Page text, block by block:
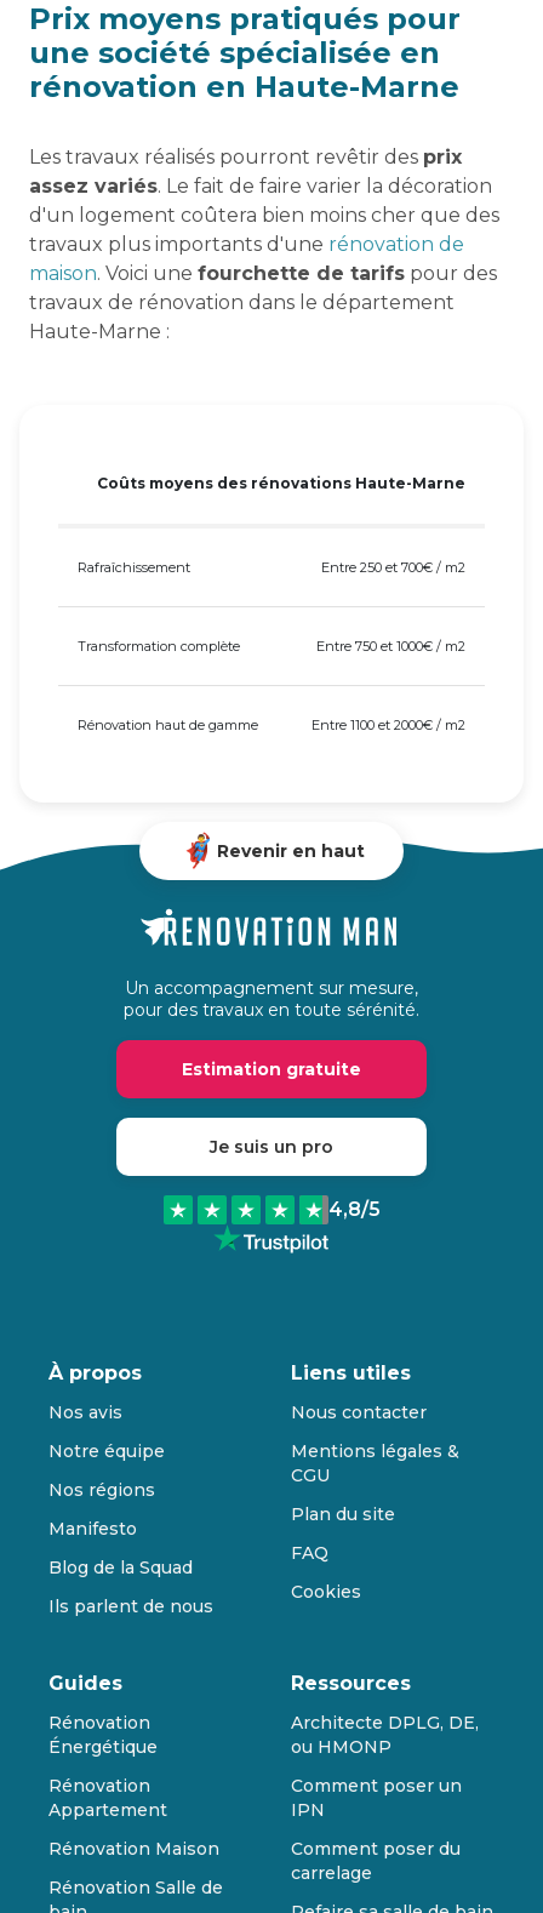
Prix moyens pratiqués pour
une société spécialisée en
rénovation en Haute-Marne
Les travaux réalisés pourront revêtir des prix
assez variés. Le fait de faire varier la décoration
d'un logement coûtera bien moins cher que des
travaux plus importants d'une rénovation de
maison. Voici une fourchette de tarifs pour des
travaux de rénovation dans le département
Haute-Marne :
Coûts moyens des rénovations Haute-Marne
Rafraîchissement Entre 250 et 700€ / m2
Transformation complète Entre 750 et 1000€ / m2
Rénovation haut de gamme Entre 1100 et 2000€ / m2
Revenir en haut
Un accompagnement sur mesure,
pour des travaux en toute sérénité.
Estimation gratuite
Je suis un pro
4,8/5
À propos
Nos avis
Notre équipe
Nos régions
Manifesto
Blog de la Squad
Ils parlent de nous
Liens utiles
Nous contacter
Mentions légales &
CGU
Plan du site
FAQ
Cookies
Guides
Rénovation
Énergétique
Rénovation
Appartement
Rénovation Maison
Rénovation Salle de
Ressources
Architecte DPLG, DE,
ou HMONP
Comment poser un
IPN
Comment poser du
carrelage